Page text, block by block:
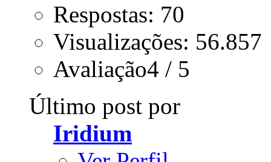
Respostas: 70
Visualizações: 56.857
Avaliação4 / 5
Último post por
Iridium